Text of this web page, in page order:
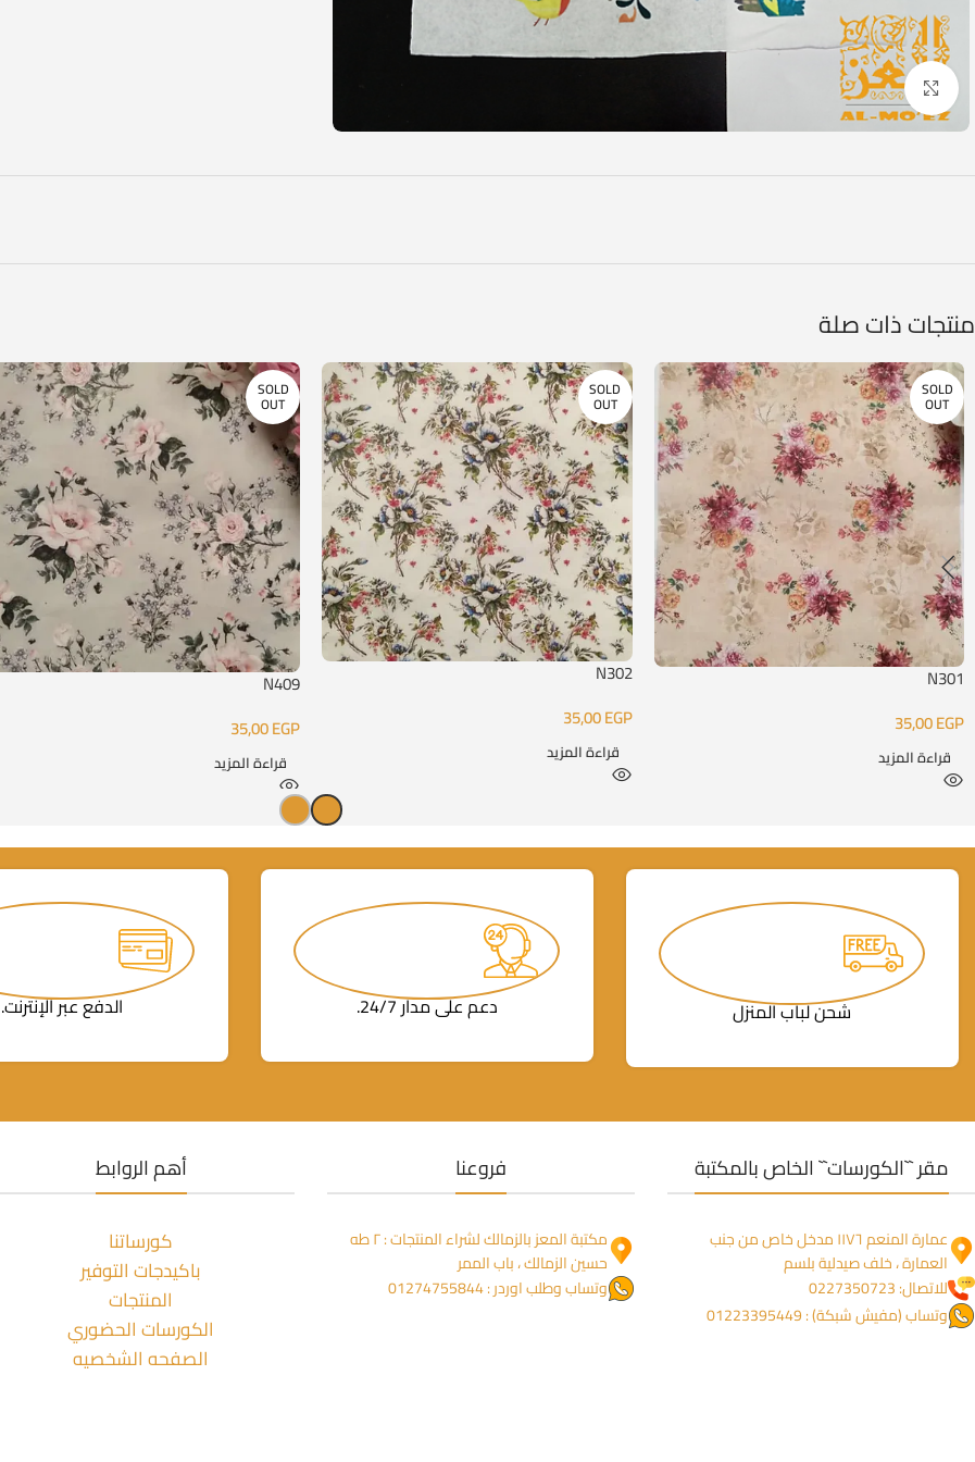
Click to enlarge
منتجات ذات صلة
SOLD
OUT
N301
35,00EGP
قراءة المزيد
SOLD
OUT
N302
35,00EGP
قراءة المزيد
SOLD
OUT
N409
35,00EGP
قراءة المزيد
شحن لباب المنزل دعم على مدار 24/7. الدفع عبر الإنترنت.
أهم الروابط
كورساتنا
باكيدجات التوفير
المنتجات
الكورسات الحضوري
الصفحه الشخصيه
فروعنا
مكتبة المعز بالزمالك لشراء المنتجات : ٢ طه
حسين الزمالك ، باب الممر
وتساب وطلب اوردر : 01274755844
مقر ``الكورسات`` الخاص بالمكتبة
عمارة المنعم ١١٧٦ مدخل خاص من جنب
العمارة ، خلف صيدلية بلسم
للاتصال: 0227350723
وتساب (مفيش شبكة) : 01223395449